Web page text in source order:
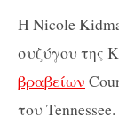
H Nicole
συζύγου της
βραβείων
του